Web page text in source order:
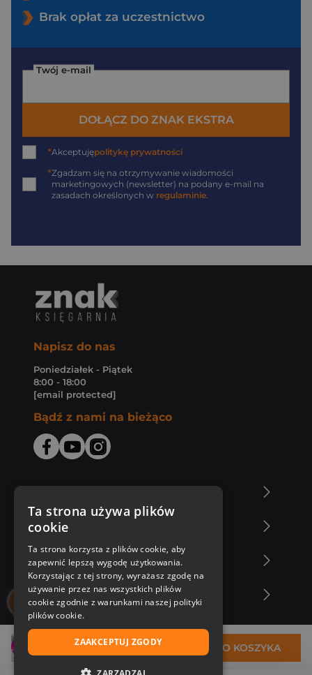
26,99 zł DO KOSZYKA
Brak opłat za uczestnictwo
Twój e-mail
DOŁĄCZ DO ZNAK EKSTRA
*Akceptujępolitykę prywatności
*Zgadzam się na otrzymywanie wiadomości
marketingowych (newsletter) na podany e-mail na
zasadach określonych w regulaminie
Napisz do nas
Poniedziałek - Piątek
8:00 - 18:00
[email protected]
Bądź z nami na bieżąco
Zakupy u nas
Nasza oferta
Nasi autorzy
Ta strona używa plików
cookie
Ta strona korzysta z plików cookie, aby
zapewnić lepszą wygodę użytkowania.
Korzystając z tej strony, wyrażasz zgodę na
używanie przez nas wszystkich plików
cookie zgodnie z warunkami naszej polityki
plików cookie.
ZAAKCEPTUJ ZGODY